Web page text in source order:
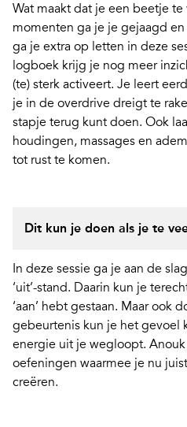
Wat maakt dat je een beetje te
momenten ga je je gejaagd
ga je extra op letten in deze
logboek krijg je nog meer
(te) sterk activeert. Je leert
je in de overdrive dreigt te
stapje terug kunt doen. Ook
houdingen, massages en
tot rust te komen.
Dit kun je doen als je te
In deze sessie ga je aan de
‘uit’-stand. Daarin kun je
‘aan’ hebt gestaan. Maar ook
gebeurtenis kun je het gevoel
energie uit je wegloopt.
oefeningen waarmee je nu
creëren.